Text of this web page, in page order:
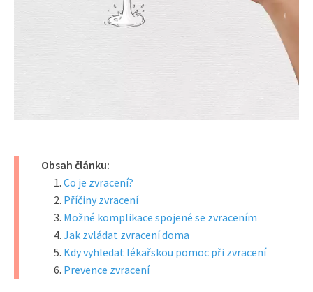
Obsah článku:
Co je zvracení?
Příčiny zvracení
Možné komplikace spojené se zvracením
Jak zvládat zvracení doma
Kdy vyhledat lékařskou pomoc při zvracení
Prevence zvracení